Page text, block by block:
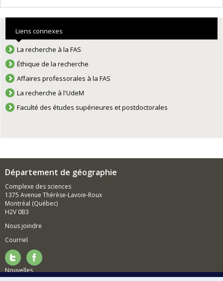
Liens connexes
La recherche à la FAS
Éthique de la recherche
Affaires professorales à la FAS
La recherche à l'UdeM
Faculté des études supérieures et postdoctorales
Département de géographie
Complexe des sciences
1375 Avenue Thérèse-Lavoie-Roux
Montréal (Québec)
H2V 0B3
Nous joindre
Courriel
Nouvelles